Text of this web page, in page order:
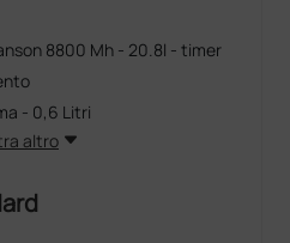
8800 Mh - 20.8l - timer
- 0,6 Litri
altro